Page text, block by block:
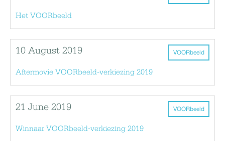
Het VOORbeeld
VOORbeeld
10 August 2019
Aftermovie VOORbeeld-verkiezing 2019
VOORbeeld
21 June 2019
Winnaar VOORbeeld-verkiezing 2019